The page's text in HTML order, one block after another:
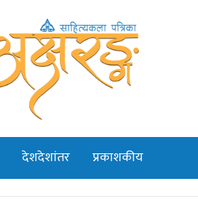
देशदेशांतर प्रकाशकीय